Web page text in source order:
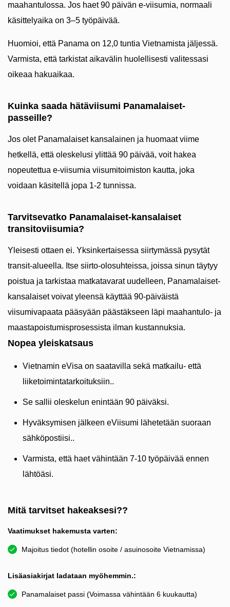
maahantulossa. Jos haet 90 päivän e-viisumia, normaali
käsittelyaika on 3–5 työpäivää.
Huomioi, että Panama on 12,0 tuntia Vietnamista jäljessä.
Varmista, että tarkistat aikavälin huolellisesti valitessasi
oikeaa hakuaikaa.
Kuinka saada hätäviisumi Panamalaiset-
passeille?
Jos olet Panamalaiset kansalainen ja huomaat viime
hetkellä, että oleskelusi ylittää 90 päivää, voit hakea
nopeutettua e-viisumia viisumitoimiston kautta, joka
voidaan käsitellä jopa 1-2 tunnissa.
Tarvitsevatko Panamalaiset-kansalaiset
transitoviisumia?
Yleisesti ottaen ei. Yksinkertaisessa siirtymässä pysytät
transit-alueella. Itse siirto-olosuhteissa, joissa sinun täytyy
poistua ja tarkistaa matkatavarat uudelleen, Panamalaiset-
kansalaiset voivat yleensä käyttää 90-päiväistä
viisumivapaata pääsyään päästäkseen läpi maahantulo- ja
maastapoistumisprosessista ilman kustannuksia.
Nopea yleiskatsaus
Vietnamin eVisa on saatavilla sekä matkailu- että
liiketoimintatarkoituksiin..
Se sallii oleskelun enintään 90 päiväksi.
Hyväksymisen jälkeen eViisumi lähetetään suoraan
sähköpostiisi..
Varmista, että haet vähintään 7-10 työpäivää ennen
lähtöäsi.
Mitä tarvitset hakeaksesi??
Vaatimukset hakemusta varten:
Majoitus tiedot (hotellin osoite / asuinosoite Vietnamissa)
Lisäasiakirjat ladataan myöhemmin.:
Panamalaiset passi (Voimassa vähintään 6 kuukautta)